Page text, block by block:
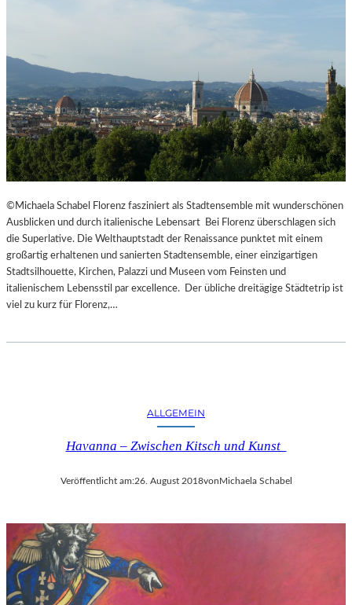
©Michaela Schabel Florenz fasziniert als Stadtensemble mit wunderschönen
Ausblicken und durch italienische Lebensart Bei Florenz überschlagen sich
die Superlative. Die Welthauptstadt der Renaissance punktet mit einem
großartig erhaltenen und sanierten Stadtensemble, einer einzigartigen
Stadtsilhouette, Kirchen, Palazzi und Museen vom Feinsten und
italienischem Lebensstil par excellence. Der übliche dreitägige Städtetrip ist
viel zu kurz für Florenz,…
ALLGEMEIN
Havanna – Zwischen Kitsch und Kunst
Veröffentlicht am:26. August 2018vonMichaela Schabel